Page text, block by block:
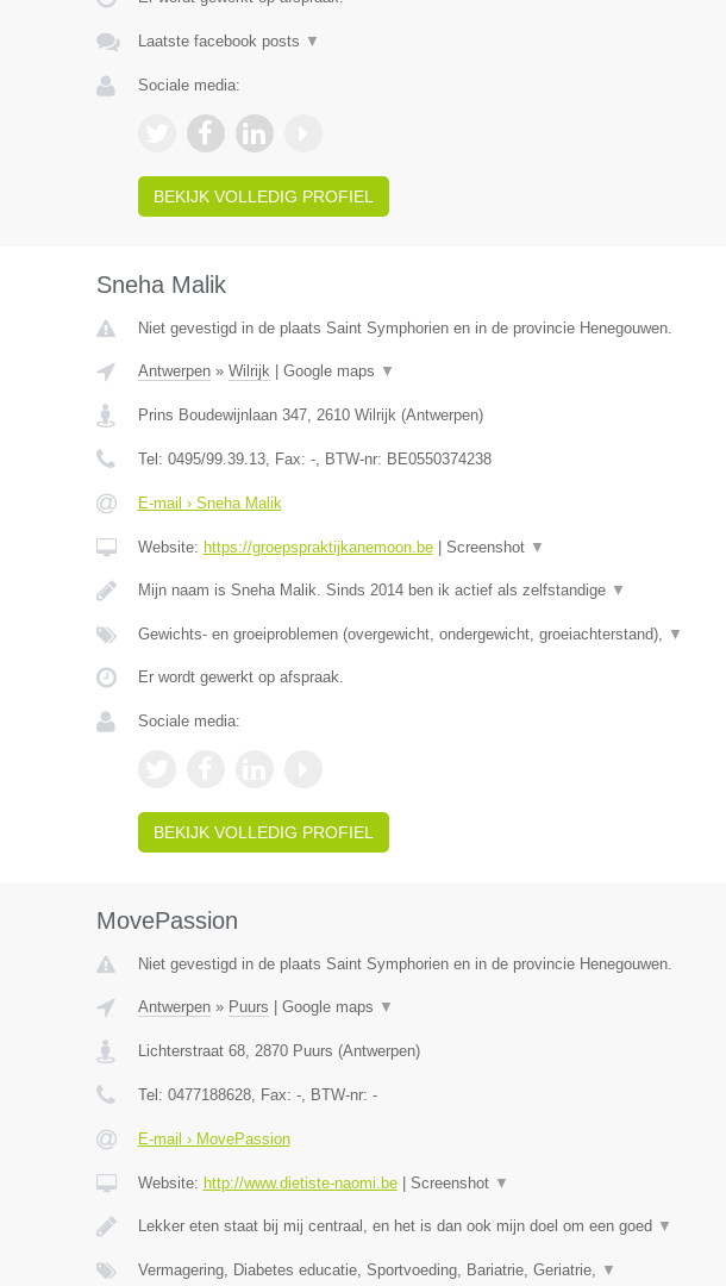
Laatste facebook posts ▼
Sociale media:
BEKIJK VOLLEDIG PROFIEL
Sneha Malik
Niet gevestigd in de plaats Saint Symphorien en in de provincie Henegouwen.
Antwerpen» Wilrijk| Google maps ▼
Prins Boudewijnlaan 347, 2610 Wilrijk(Antwerpen)
Tel: 0495/99.39.13, Fax: -, BTW-nr: BE0550374238
E-mail › Sneha Malik
Website: https://groepspraktijkanemoon.be| Screenshot ▼
Mijn naam is Sneha Malik. Sinds 2014 ben ik actief als zelfstandige ▼
Gewichts- en groeiproblemen (overgewicht, ondergewicht, groeiachterstand), ▼
Er wordt gewerkt op afspraak.
Sociale media:
BEKIJK VOLLEDIG PROFIEL
MovePassion
Niet gevestigd in de plaats Saint Symphorien en in de provincie Henegouwen.
Antwerpen» Puurs Google maps ▼
Lichterstraat 68, 2870 Puurs (Antwerpen)
Tel: 0477188628, Fax: -, BTW-nr: -
E-mail › MovePassion
Website: http://www.dietiste-naomi.be| Screenshot ▼
Lekker eten staat bij mij centraal, en het is dan ook mijn doel om een goed ▼
Vermagering, Diabetes educatie, Sportvoeding, Bariatrie, Geriatrie, ▼